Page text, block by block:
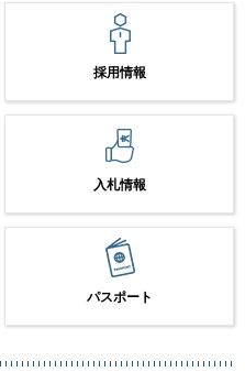
採用情報
入札情報
パスポート